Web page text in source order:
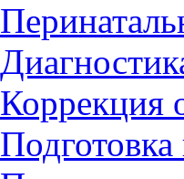
Коррекция